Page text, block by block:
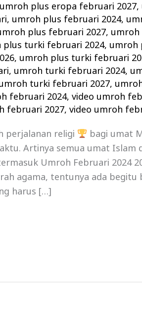
umroh plus eropa februari 2027,
, umroh plus februari 2024,
plus februari 2027, umroh
plus turki februari 2024, umroh
, umroh plus turki februari
, umroh turki februari 2024,
turki februari 2027,
februari 2024,video umroh
februari 2027,video umroh
perjalanan religi bagi umat
Artinya semua umat Islam
Umroh Februari 2024
agama, tentunya ada begitu
harus […]